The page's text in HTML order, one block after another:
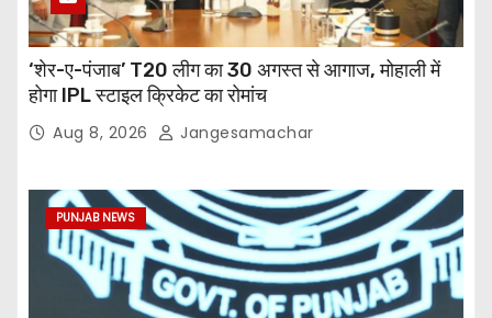
‘शेर-ए-पंजाब’ T20 लीग का 30 अगस्त से आगाज, मोहाली में
होगा IPL स्टाइल क्रिकेट का रोमांच
Aug 8, 2026 Jangesamachar
PUNJAB NEWS